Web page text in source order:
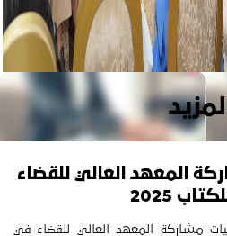
المزيد
المعهد العالي للقضاء
2025
مشاركة المعهد العالي للقضاء في